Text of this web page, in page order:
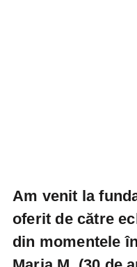
Am venit la
oferit de către
din momentele